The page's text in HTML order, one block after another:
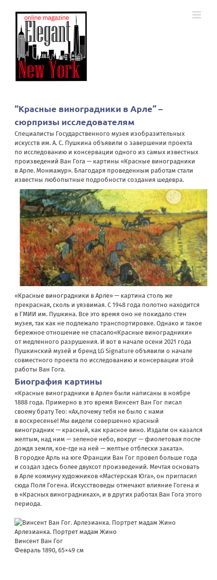
“Красные виноградники в Арле” –
сюрпризы исследователям
Специалисты Государственного музея изобразительных
искусств им. А. С. Пушкина объявили о завершении проекта
по исследованию и консервации одного из самых известных
произведений Ван Гога — картины «Красные виноградники
в Арле. Монмажур». Благодаря проведенным работам стали
известны любопытные подробности создания шедевра.
«Красные виноградники в Арле» — картина столь же
прекрасная, сколь и уязвимая. С 1948 года полотно находится
в ГМИИ им. Пушкина. Все это время оно не покидало стен
музея, так как не подлежало транспортировке. Однако и такое
бережное отношение не спасало«Красные виноградники»
от медленного разрушения. И вот в начале осени 2021 года
Пушкинский музей и бренд LG Signature объявили о начале
совместного проекта по исследованию и консервации этой
работы Ван Гога.
Биография картины
«Красные виноградники в Арле» были написаны в ноябре
1888 года. Примерно в это время Винсент Ван Гог писал
своему брату Тео: «Ах,почему тебя не было с нами
в воскресенье! Мы видели совершенно красный
виноградник — красный, как красное вино. Издали он казался
желтым, над ним — зеленое небо, вокруг — фиолетовая после
дождя земля, кое-где на ней — желтые отблески заката».
В городке Арль на юге Франции Ван Гог провел больше года
и создал здесь более двухсот произведений. Мечтая основать
в Арле коммуну художников «Мастерская Юга», он пригласил
сюда Поля Гогена. Искусствоведы отмечают влияние Гогена и
в «Красных виноградниках», и в других работах Ван Гога этого
периода.
Арлезианка. Портрет мадам Жино
Винсент Ван Гог
Февраль 1890, 65×49 см